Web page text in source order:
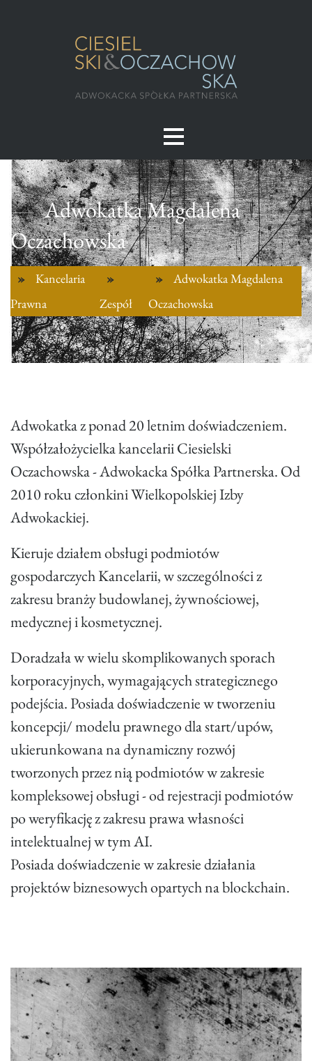
Adwokatka Magdalena
Oczachowska
Kancelaria
Prawna
Zespół
Adwokatka Magdalena
Oczachowska
Adwokatka z ponad 20 letnim doświadczeniem.
Współzałożycielka kancelarii Ciesielski
Oczachowska - Adwokacka Spółka Partnerska. Od
2010 roku członkini Wielkopolskiej Izby
Adwokackiej.
Kieruje działem obsługi podmiotów
gospodarczych Kancelarii, w szczególności z
zakresu branży budowlanej, żywnościowej,
medycznej i kosmetycznej.
Doradzała w wielu skomplikowanych sporach
korporacyjnych, wymagających strategicznego
podejścia. Posiada doświadczenie w tworzeniu
koncepcji/ modelu prawnego dla start/upów,
ukierunkowana na dynamiczny rozwój
tworzonych przez nią podmiotów w zakresie
kompleksowej obsługi - od rejestracji podmiotów
po weryfikację z zakresu prawa własności
intelektualnej w tym AI.
Posiada doświadczenie w zakresie działania
projektów biznesowych opartych na blockchain.